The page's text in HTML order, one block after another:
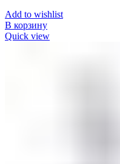
Add to wishlist
В корзину
Quick view